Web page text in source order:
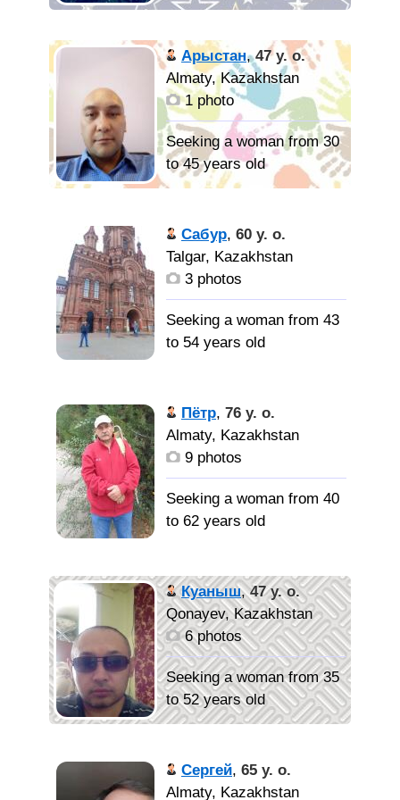
действительно не пью и
не пил. хотя если в
хорошей компании, могу
позволить себе бокал
вина. уравновешенный,
не скандальный.
русскоговорящию
девушку.
национальность
значения не имеет. кому
действительно нужна
семья. кто хочет
Арыстан,47 y. o.
Almaty, Kazakhstan
1 photo
Seeking a woman from 30
to 45 years old
Привлекательный,
добрый, заботливый с
хорошим чувством
Хочу
Женщину, умеющую
любить и принимать
любовь.
Сабур, 60 y. o.
Talgar, Kazakhstan
3 photos
Seeking a woman from 43
to 54 years old
Балагур...
люди должны жить
парами...
Пётр, 76 y. o.
Almaty, Kazakhstan
9 photos
Seeking a woman from 40
to 62 years old
мужчина, романтик, не
лишённый интереса ко
всем радостям жизни.
ВЫГЛЯЖУ МОЛОЖЕ
СВОИХ ЛЕТ. Вполне
привлекателен и
самодостаточен. Люблю
в наши горы, сбор
грибов, ягод,
Куаныш,47 y. o.
Qonayev, Kazakhstan
6 photos
Seeking a woman from 35
to 52 years old
Уравновешенный,
спокойный, собственник!
Сергей, 65 y. o.
Almaty, Kazakhstan